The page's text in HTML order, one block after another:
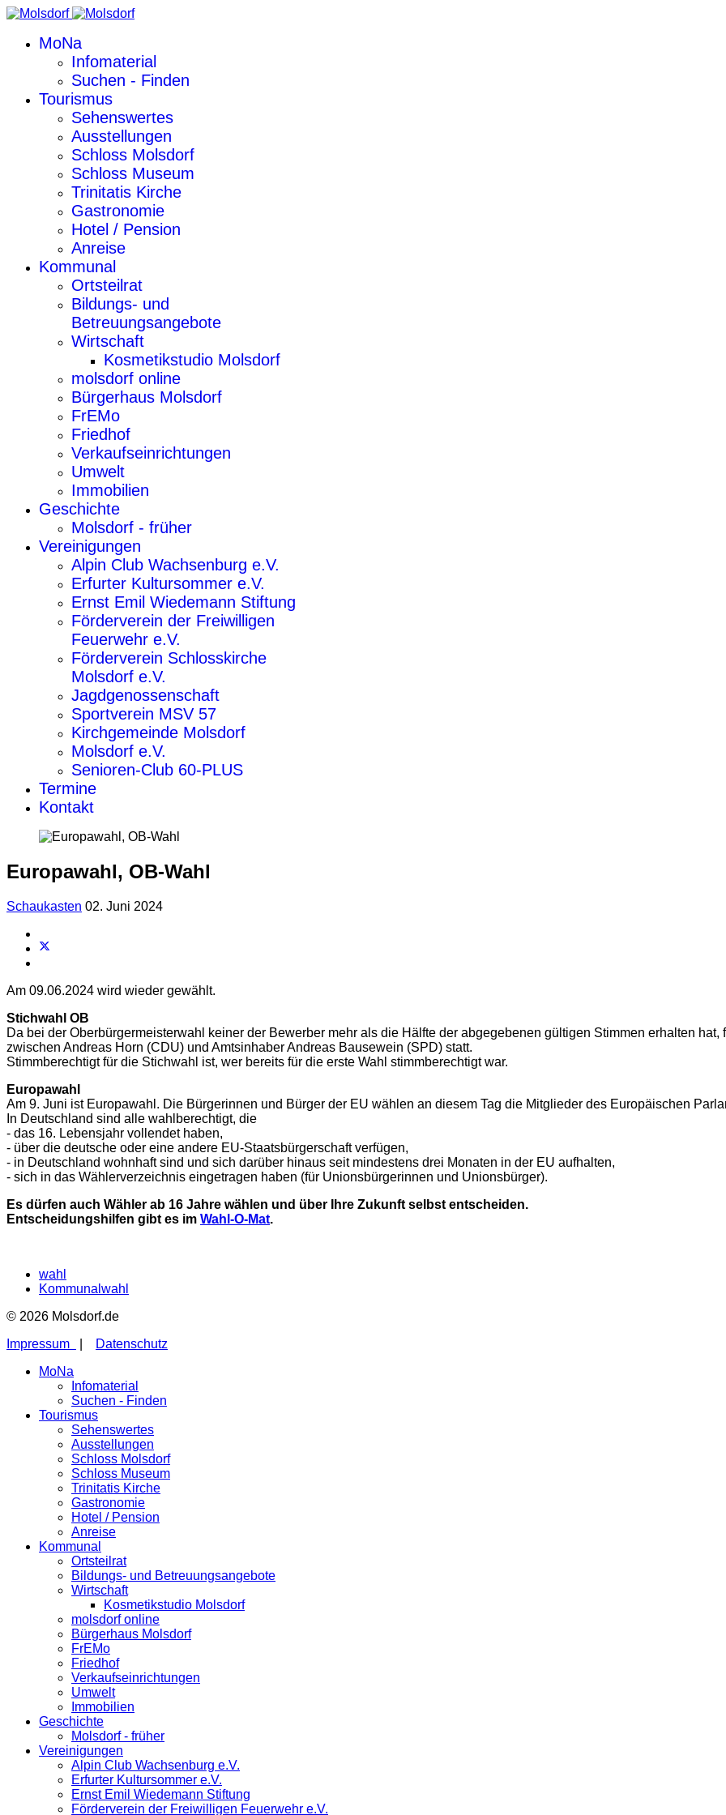
MoNa
Infomaterial
Suchen - Finden
Tourismus
Sehenswertes
Ausstellungen
Schloss Molsdorf
Schloss Museum
Trinitatis Kirche
Gastronomie
Hotel / Pension
Anreise
Kommunal
Ortsteilrat
Bildungs- und
Betreuungsangebote
Wirtschaft
Kosmetikstudio Molsdorf
molsdorf online
Bürgerhaus Molsdorf
FrEMo
Friedhof
Verkaufseinrichtungen
Umwelt
Immobilien
Geschichte
Molsdorf - früher
Vereinigungen
Alpin Club Wachsenburg e.V.
Erfurter Kultursommer e.V.
Ernst Emil Wiedemann Stiftung
Förderverein der Freiwilligen
Feuerwehr e.V.
Förderverein Schlosskirche
Molsdorf e.V.
Jagdgenossenschaft
Sportverein MSV 57
Kirchgemeinde Molsdorf
Molsdorf e.V.
Senioren-Club 60-PLUS
Termine
Kontakt
Europawahl, OB-Wahl
Schaukasten 02. Juni 2024
Am 09.06.2024 wird wieder gewählt.
Stichwahl OB
Da bei der Oberbürgermeisterwahl keiner der Bewerber mehr als die Hälfte der abgegebenen gültigen Stimmen erhalten
zwischen Andreas Horn (CDU) und Amtsinhaber Andreas Bausewein (SPD) statt.
Stimmberechtigt für die Stichwahl ist, wer bereits für die erste Wahl stimmberechtigt war.
Europawahl
Am 9. Juni ist Europawahl. Die Bürgerinnen und Bürger der EU wählen an diesem Tag die Mitglieder des Europäischen
In Deutschland sind alle wahlberechtigt, die
- das 16. Lebensjahr vollendet haben,
- über die deutsche oder eine andere EU-Staatsbürgerschaft verfügen,
- in Deutschland wohnhaft sind und sich darüber hinaus seit mindestens drei Monaten in der EU aufhalten,
- sich in das Wählerverzeichnis eingetragen haben (für Unionsbürgerinnen und Unionsbürger).
Es dürfen auch Wähler ab 16 Jahre wählen und über Ihre Zukunft selbst entscheiden.
Entscheidungshilfen gibt es im Wahl-O-Mat.
wahl
Kommunalwahl
© 2026 Molsdorf.de
Impressum
Datenschutz
MoNa
Infomaterial
Suchen - Finden
Tourismus
Sehenswertes
Ausstellungen
Schloss Molsdorf
Schloss Museum
Trinitatis Kirche
Gastronomie
Hotel / Pension
Anreise
Kommunal
Ortsteilrat
Bildungs- und Betreuungsangebote
Wirtschaft
Kosmetikstudio Molsdorf
molsdorf online
Bürgerhaus Molsdorf
FrEMo
Friedhof
Verkaufseinrichtungen
Umwelt
Immobilien
Geschichte
Molsdorf - früher
Vereinigungen
Alpin Club Wachsenburg e.V.
Erfurter Kultursommer e.V.
Ernst Emil Wiedemann Stiftung
Förderverein der Freiwilligen Feuerwehr e.V.